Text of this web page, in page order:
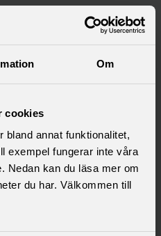
Om
cookies
bland annat funktionalitet,
exempel fungerar inte våra
Nedan kan du läsa mer om
du har. Välkommen till
21 svenska